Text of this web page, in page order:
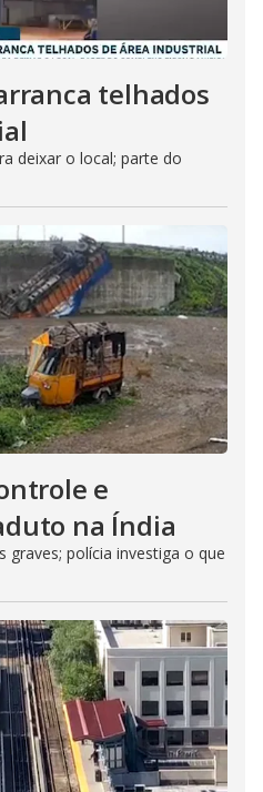
telhados
deixar o local; parte do
e
na Índia
polícia investiga o que